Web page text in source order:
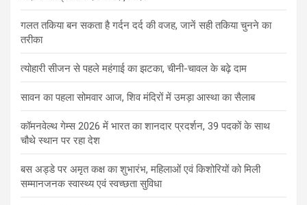
गलत तकिया बन सकता है गर्दन दर्द की वजह, जानें सही तकिया चुनने का
तरीका
त्योहारी सीजन से पहले महंगाई का झटका, चीनी-चावल के बढ़े दाम
सावन का पहला सोमवार आज, शिव मंदिरों में उमड़ा आस्था का सैलाब
कॉमनवेल्थ गेम्स 2026 में भारत का शानदार प्रदर्शन, 39 पदकों के साथ
चौथे स्थान पर रहा देश
बस अड्डे पर अमृत कक्ष का शुभारंभ, महिलाओं एवं किशोरियों को मिली
सम्मानजनक स्वास्थ्य एवं स्वच्छता सुविधा